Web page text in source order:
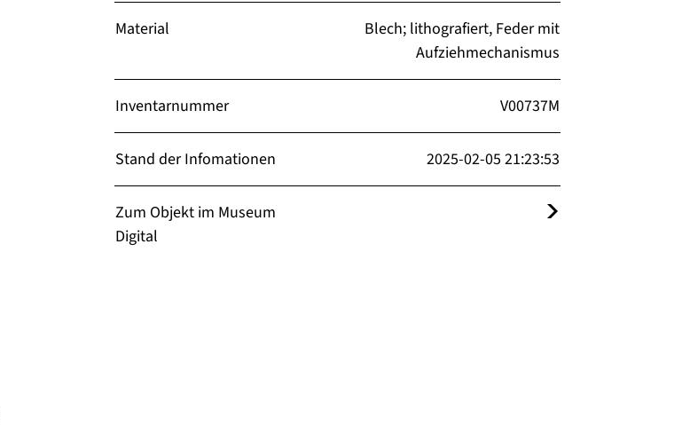
Material
Blech; lithografiert, Feder mit
Aufziehmechanismus
Inventarnummer V00737M
Stand der Infomationen 2025-02-05 21:23:53
Zum Objekt im Museum
Digital